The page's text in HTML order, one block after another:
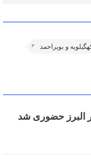
و بویراحمد
البرز حضوری شد